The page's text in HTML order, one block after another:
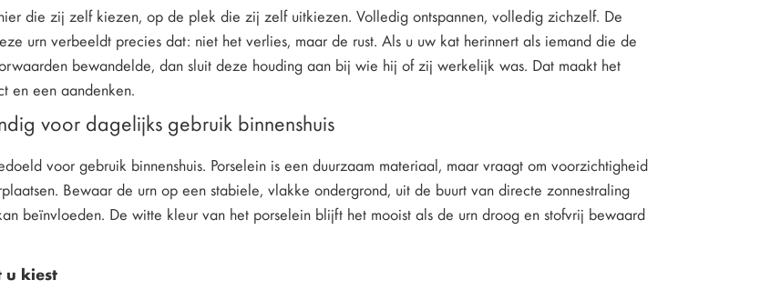
die zij zelf kiezen, op de plek die zij zelf uitkiezen. Volledig ontspannen, volledig zichzelf. De
urn verbeeldt precies dat: niet het verlies, maar de rust. Als u uw kat herinnert als iemand die de
bewandelde, dan sluit deze houding aan bij wie hij of zij werkelijk was. Dat maakt het
en een aandenken.
voor dagelijks gebruik binnenshuis
voor gebruik binnenshuis. Porselein is een duurzaam materiaal, maar vraagt om voorzichtigheid
Bewaar de urn op een stabiele, vlakke ondergrond, uit de buurt van directe zonnestraling
beïnvloeden. De witte kleur van het porselein blijft het mooist als de urn droog en stofvrij bewaard
u kiest